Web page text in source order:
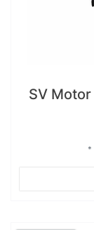
SV
*